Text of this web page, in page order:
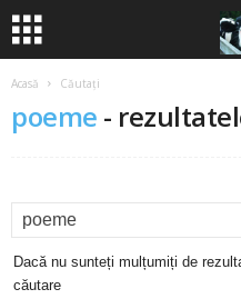
Acasă Căutați
poeme -
Dacă nu sunteți mulțumiți de
căutare